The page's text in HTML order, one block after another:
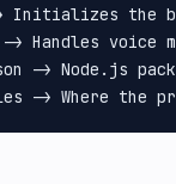
Initializes the
> Handles voice
-> Node.js